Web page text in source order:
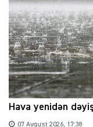
Hava yenidən
07 Avqust 2026, 17:38